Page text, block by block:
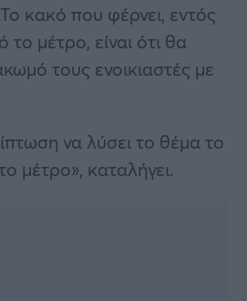
κακό που φέρνει, εντός
το μέτρο, είναι ότι θα
τους ενοικιαστές με
να λύσει το θέμα το
μέτρο», καταλήγει.